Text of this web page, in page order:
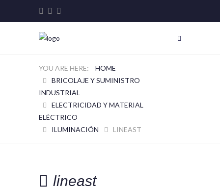
HOME
BRICOLAJE Y SUMINISTRO
INDUSTRIAL
ELECTRICIDAD Y MATERIAL
ELÉCTRICO
ILUMINACIÓN
LINEAST
lineast